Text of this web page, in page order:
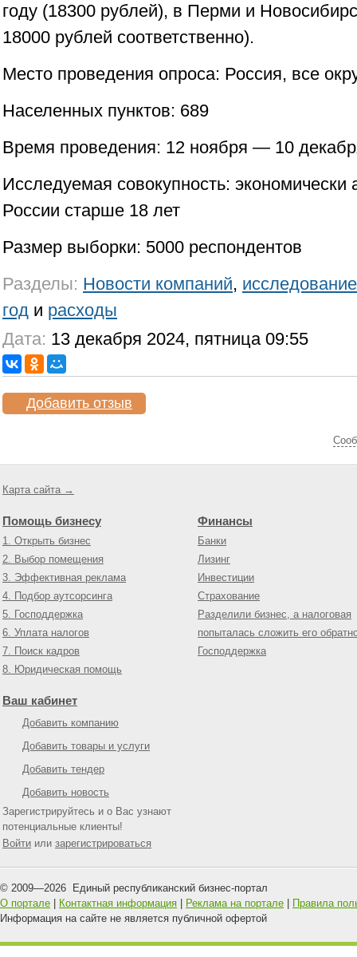
году (18300 рублей), в Перми и
18000 рублей соответственно).
Место проведения опроса: Россия, все
Населенных пунктов: 689
Время проведения: 12 ноября — 10
Исследуемая совокупность: экономически
России старше 18 лет
Размер выборки: 5000 респондентов
Разделы: Новости компаний, исследование
год и расходы
Дата: 13 декабря 2024, пятница 09:55
Добавить отзыв
Карта сайта →
Помощь бизнесу
1. Открыть бизнес
2. Выбор помещения
3. Эффективная реклама
4. Подбор аутсорсинга
5. Господдержка
6. Уплата налогов
7. Поиск кадров
8. Юридическая помощь
Финансы
Банки
Лизинг
Инвестиции
Страхование
Разделили бизнес, а налоговая
попыталась сложить его
Господдержка
Ваш кабинет
Добавить компанию
Добавить товары и услуги
Добавить тендер
Добавить новость
Зарегистрируйтесь и о Вас узнают
потенциальные клиенты!
Войти или зарегистрироваться
© 2009—2026 Единый республиканский бизнес-портал
О портале
Контактная информация Реклама на портале
Правила
Информация на сайте не является публичной офертой